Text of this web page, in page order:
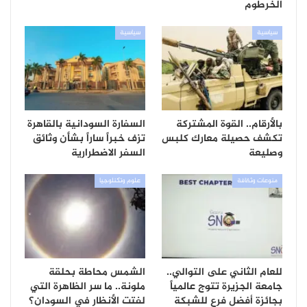
الخرطوم
سياسية
بالأرقام.. القوة المشتركة
تكشف حصيلة معارك كلبس
وصليعة
سياسية
السفارة السودانية بالقاهرة
تزف خبراً ساراً بشأن وثائق
السفر الاضطرارية
منوعات وثقافة
للعام الثاني على التوالي..
جامعة الجزيرة تتوج عالمياً
بجائزة أفضل فرع للشبكة
علوم وتكنلوجيا
الشمس محاطة بحلقة
ملونة.. ما سر الظاهرة التي
لفتت الأنظار في السودان؟